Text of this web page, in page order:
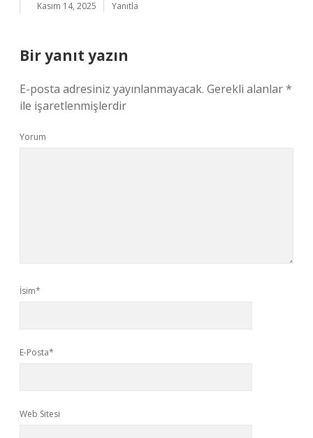
Kasım 14, 2025 Yanıtla
Bir yanıt yazın
E-posta adresiniz yayınlanmayacak. Gerekli alanlar*
ile işaretlenmişlerdir
Yorum
İsim*
E-Posta*
Web Sitesi